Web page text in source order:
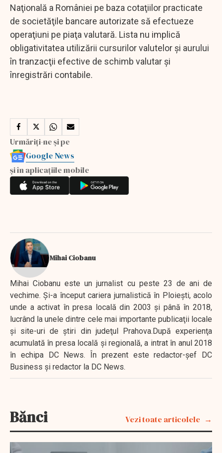
Naţională a României pe baza cotaţiilor practicate
de societăţile bancare autorizate să efectueze
operaţiuni pe piaţa valutară. Lista nu implică
obligativitatea utilizării cursurilor valutelor şi aurului
în tranzacţii efective de schimb valutar şi
înregistrări contabile.
Urmăriți-ne și pe
Google News
și în aplicațiile mobile
Mihai Ciobanu
Mihai Ciobanu este un jurnalist cu peste 23 de ani de
vechime. Şi-a început cariera jurnalistică în Ploieşti, acolo
unde a activat în presa locală din 2003 şi până în 2018,
lucrând la unele dintre cele mai importante publicaţii locale
şi site-uri de ştiri din judeţul Prahova.După experienţa
acumulată în presa locală şi regională, a intrat în anul 2018
în echipa DC News. În prezent este redactor-şef DC
Business şi redactor la DC News.
Bănci Vezi toate articolele